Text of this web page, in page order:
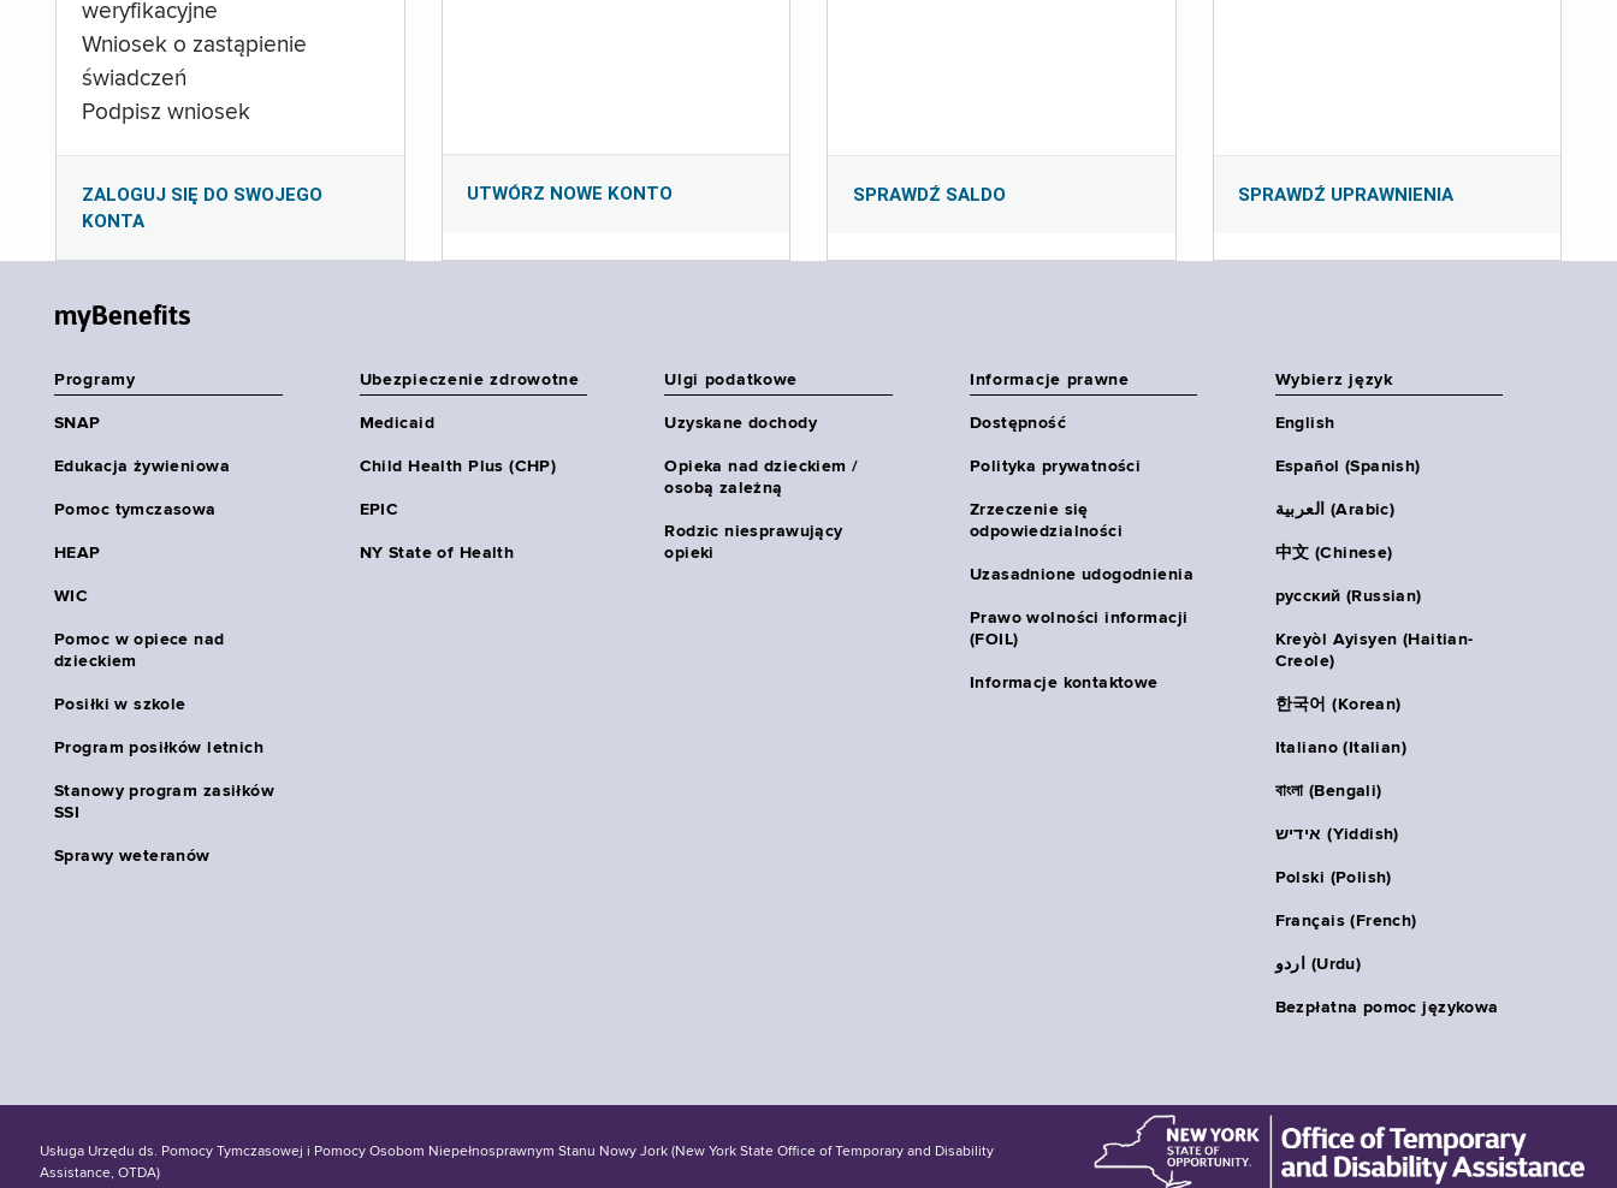
weryfikacyjne
Wniosek o zastąpienie
świadczeń
Podpisz wniosek
ZALOGUJ SIĘ DO SWOJEGO
KONTA
UTWÓRZ NOWE KONTO SPRAWDŹ SALDO SPRAWDŹ UPRAWNIENIA
myBenefits
Programy
SNAP
Edukacja żywieniowa
Pomoc tymczasowa
HEAP
WIC
Pomoc w opiece nad
dzieckiem
Posiłki w szkole
Program posiłków letnich
Stanowy program zasiłków
SSI
Sprawy weteranów
Ubezpieczenie zdrowotne
Medicaid
Child Health Plus (CHP)
EPIC
NY State of Health
Ulgi podatkowe
Uzyskane dochody
Opieka nad dzieckiem /
osobą zależną
Rodzic niesprawujący
opieki
Informacje prawne
Dostępność
Polityka prywatności
Zrzeczenie się
odpowiedzialności
Uzasadnione udogodnienia
Prawo wolności informacji
(FOIL)
Informacje kontaktowe
Wybierz język
English
Español (Spanish)
العربية (Arabic)
中文 (Chinese)
русский (Russian)
Kreyòl Ayisyen (Haitian-
Creole)
한국어 (Korean)
Italiano (Italian)
বাংলা (Bengali)
אידיש (Yiddish)
Polski (Polish)
Français (French)
اردو (Urdu)
Bezpłatna pomoc językowa
Usługa Urzędu ds. Pomocy Tymczasowej i Pomocy Osobom Niepełnosprawnym Stanu Nowy Jork (New York State Office of Temporary and Disability
Assistance, OTDA)